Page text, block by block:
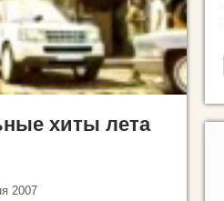
хиты лета
2007